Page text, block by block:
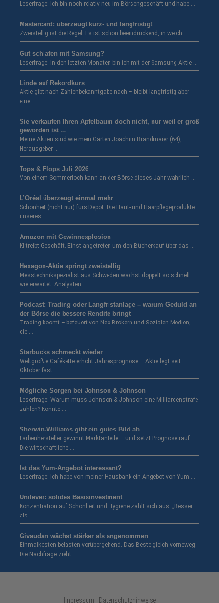
Leserfrage: Ich bin noch relativ neu im Börsengeschäft und habe …
Mastercard: überzeugt kurz- und langfristig!
Zweistellig ist die Regel. Es ist schon beeindruckend, in welch …
Gut schlafen mit Samsung?
Leserfrage: In den letzten Monaten bin ich mit der Samsung-Aktie …
Linde auf Rekordkurs
Aktie gibt nach Zahlenbekanntgabe nach – bleibt langfristig aber
eine …
Sie verkaufen Ihren Apfelbaum doch nicht, nur weil er groß
geworden ist …
Meine Aktien sind wie mein Garten Joachim Brandmaier (64),
Herausgeber …
Tops & Flops Juli 2026
Von einem Sommerloch kann an der Börse dieses Jahr wahrlich …
L’Oréal überzeugt einmal mehr
Schönheit (nicht nur) fürs Depot. Die Haut- und Haarpflegeprodukte
unseres …
Amazon mit Gewinnexplosion
KI treibt Geschäft. Einst angetreten um den Bücherkauf über das …
Hexagon-Aktie springt zweistellig
Messtechnikspezialist aus Schweden wächst doppelt so schnell
wie erwartet. Analysten …
Podcast: Trading oder Langfristanlage – warum Geduld an
der Börse die bessere Rendite bringt
Trading boomt – befeuert von Neo-Brokern und Sozialen Medien,
die …
Starbucks schmeckt wieder
Weltgrößte Cafékette erhöht Jahresprognose – Aktie legt seit
Oktober fast …
Mögliche Sorgen bei Johnson & Johnson
Leserfrage: Warum muss Johnson & Johnson eine Milliardenstrafe
zahlen? Könnte …
Sherwin-Williams gibt ein gutes Bild ab
Farbenhersteller gewinnt Marktanteile – und setzt Prognose rauf.
Die wirtschaftliche …
Ist das Yum-Angebot interessant?
Leserfrage: Ich habe von meiner Hausbank ein Angebot von Yum …
Unilever: solides Basisinvestment
Konzentration auf Schönheit und Hygiene zahlt sich aus. „Besser
als …
Givaudan wächst stärker als angenommen
Einmalkosten belasten vorübergehend. Das Beste gleich vorneweg:
Die Nachfrage zieht …
Impressum · Datenschutzhinweise